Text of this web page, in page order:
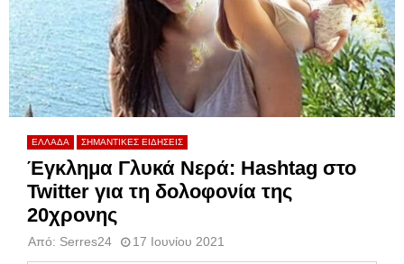
ΕΛΛΑΔΑ ΣΗΜΑΝΤΙΚΕΣ ΕΙΔΗΣΕΙΣ
Έγκλημα Γλυκά Νερά: Hashtag στο
Twitter για τη δολοφονία της
20χρονης
Από: Serres24 17 Ιουνίου 2021